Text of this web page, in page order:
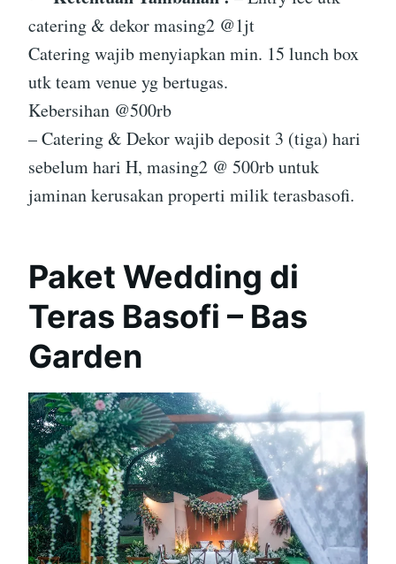
catering & dekor masing2 @1jt
Catering wajib menyiapkan min. 15 lunch box
utk team venue yg bertugas.
Kebersihan @500rb
– Catering & Dekor wajib deposit 3 (tiga) hari
sebelum hari H, masing2 @ 500rb untuk
jaminan kerusakan properti milik terasbasofi.
Paket Wedding di
Teras Basofi – Bas
Garden